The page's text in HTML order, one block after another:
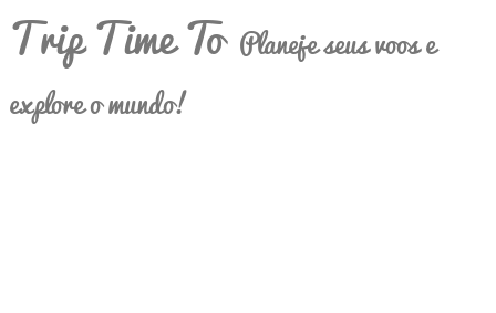
Trip Time To Planeje seus voos e
explore o mundo!